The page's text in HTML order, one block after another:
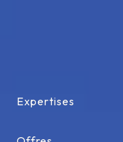
Expertises
Expertises